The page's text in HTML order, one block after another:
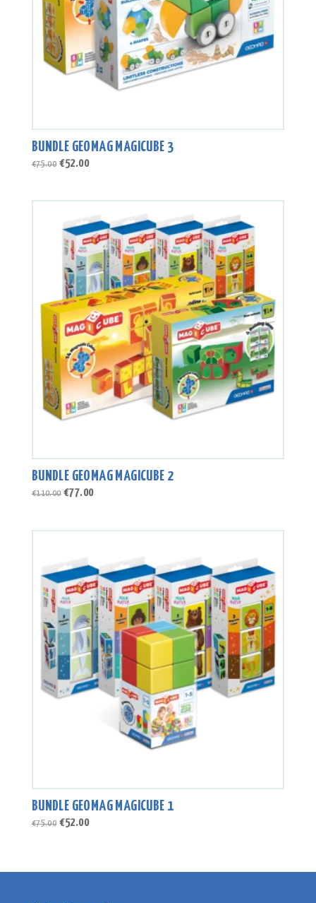
BUNDLE GEOMAG MAGICUBE 3
€75.00 Ursprünglicher
€75.00
€52.00Aktueller
€52.00.
BUNDLE GEOMAG MAGICUBE 2
€110.00 Ursprünglicher
€110.00
€77.00Aktueller
€77.00.
BUNDLE GEOMAG MAGICUBE 1
€75.00 Ursprünglicher
€52.00Aktueller